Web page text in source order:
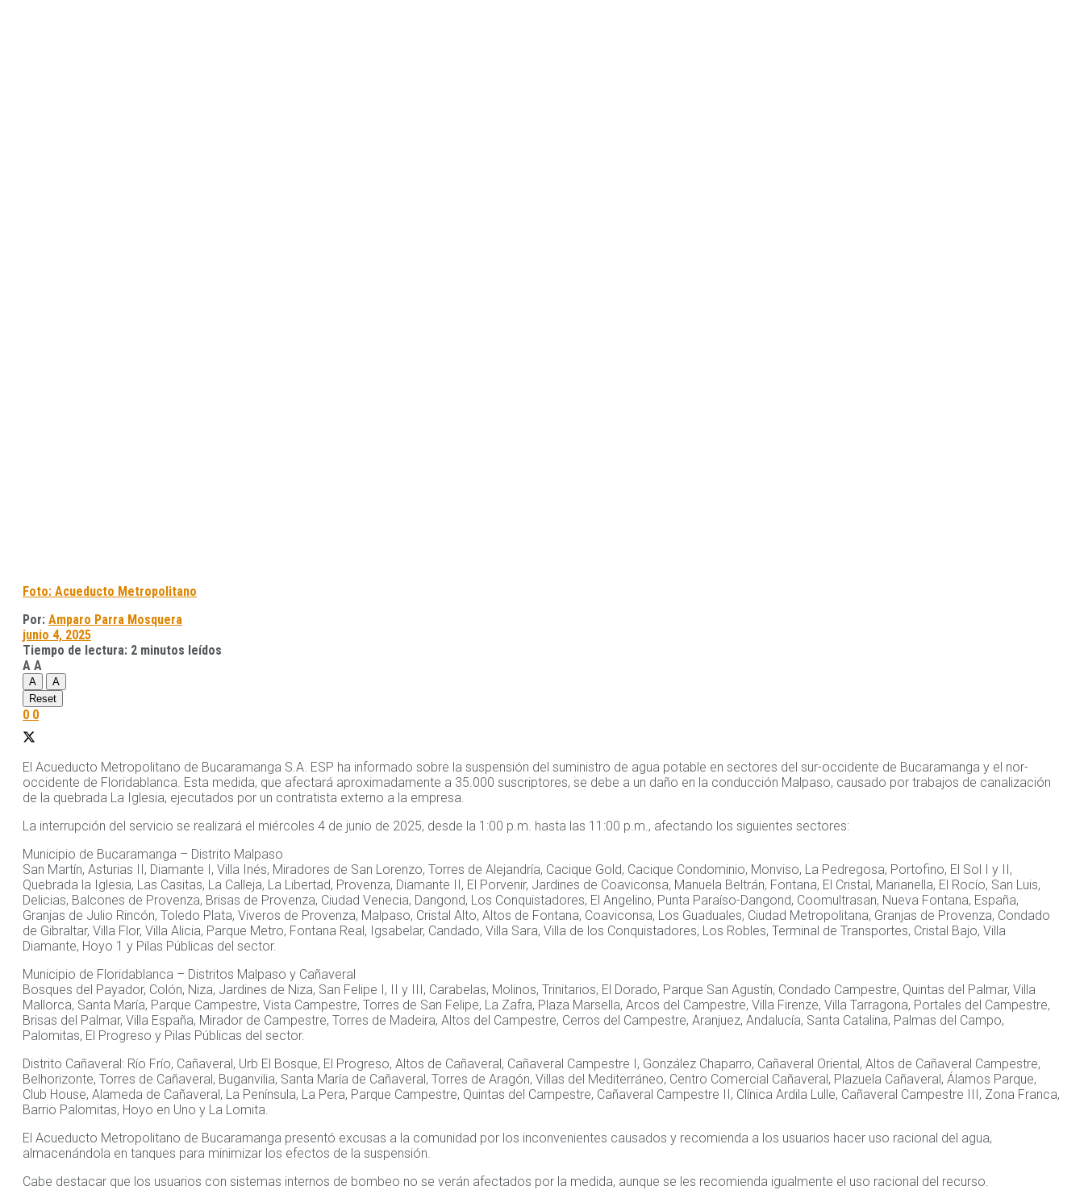
Foto: Acueducto Metropolitano
Por: Amparo Parra Mosquera
junio 4, 2025
Tiempo de lectura: 2 minutos leídos
A A
A
A
Reset
0 0
El Acueducto Metropolitano de Bucaramanga S.A. ESP ha informado sobre la suspensión del suministro de agua potable en sectores del sur-occidente de Bucaramanga y el nor-
occidente de Floridablanca. Esta medida, que afectará aproximadamente a 35.000 suscriptores, se debe a un daño en la conducción Malpaso, causado por trabajos de canalización
de la quebrada La Iglesia, ejecutados por un contratista externo a la empresa.
La interrupción del servicio se realizará el miércoles 4 de junio de 2025, desde la 1:00 p.m. hasta las 11:00 p.m., afectando los siguientes sectores:
Municipio de Bucaramanga – Distrito Malpaso
San Martín, Asturias II, Diamante I, Villa Inés, Miradores de San Lorenzo, Torres de Alejandría, Cacique Gold, Cacique Condominio, Monviso, La Pedregosa, Portofino, El Sol I y II,
Quebrada la Iglesia, Las Casitas, La Calleja, La Libertad, Provenza, Diamante II, El Porvenir, Jardines de Coaviconsa, Manuela Beltrán, Fontana, El Cristal, Marianella, El Rocío, San Luis,
Delicias, Balcones de Provenza, Brisas de Provenza, Ciudad Venecia, Dangond, Los Conquistadores, El Angelino, Punta Paraíso-Dangond, Coomultrasan, Nueva Fontana, España,
Granjas de Julio Rincón, Toledo Plata, Viveros de Provenza, Malpaso, Cristal Alto, Altos de Fontana, Coaviconsa, Los Guaduales, Ciudad Metropolitana, Granjas de Provenza, Condado
de Gibraltar, Villa Flor, Villa Alicia, Parque Metro, Fontana Real, Igsabelar, Candado, Villa Sara, Villa de los Conquistadores, Los Robles, Terminal de Transportes, Cristal Bajo, Villa
Diamante, Hoyo 1 y Pilas Públicas del sector.
Municipio de Floridablanca – Distritos Malpaso y Cañaveral
Bosques del Payador, Colón, Niza, Jardines de Niza, San Felipe I, II y III, Carabelas, Molinos, Trinitarios, El Dorado, Parque San Agustín, Condado Campestre, Quintas del Palmar, Villa
Mallorca, Santa María, Parque Campestre, Vista Campestre, Torres de San Felipe, La Zafra, Plaza Marsella, Arcos del Campestre, Villa Firenze, Villa Tarragona, Portales del Campestre,
Brisas del Palmar, Villa España, Mirador de Campestre, Torres de Madeira, Altos del Campestre, Cerros del Campestre, Aranjuez, Andalucía, Santa Catalina, Palmas del Campo,
Palomitas, El Progreso y Pilas Públicas del sector.
Distrito Cañaveral: Río Frío, Cañaveral, Urb El Bosque, El Progreso, Altos de Cañaveral, Cañaveral Campestre I, González Chaparro, Cañaveral Oriental, Altos de Cañaveral Campestre,
Belhorizonte, Torres de Cañaveral, Buganvilia, Santa María de Cañaveral, Torres de Aragón, Villas del Mediterráneo, Centro Comercial Cañaveral, Plazuela Cañaveral, Álamos Parque,
Club House, Alameda de Cañaveral, La Península, La Pera, Parque Campestre, Quintas del Campestre, Cañaveral Campestre II, Clínica Ardila Lulle, Cañaveral Campestre III, Zona Franca,
Barrio Palomitas, Hoyo en Uno y La Lomita.
El Acueducto Metropolitano de Bucaramanga presentó excusas a la comunidad por los inconvenientes causados y recomienda a los usuarios hacer uso racional del agua,
almacenándola en tanques para minimizar los efectos de la suspensión.
Cabe destacar que los usuarios con sistemas internos de bombeo no se verán afectados por la medida, aunque se les recomienda igualmente el uso racional del recurso.